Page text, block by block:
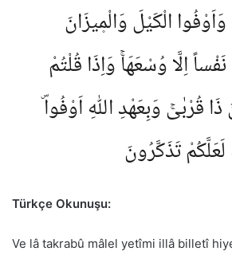
الْكَيْلَ وَالْم۪يزَانَ
اِلَّا وُسْعَهَاۚ وَاِذَا قُلْتُمْ
قُرْبٰىۚ وَبِعَهْدِ اللّٰهِ اَوْفُواۜ
تَذَكَّرُونَ
Türkçe Okunuşu:
Ve lâ takrabû mâlel yetîmi illâ billetî